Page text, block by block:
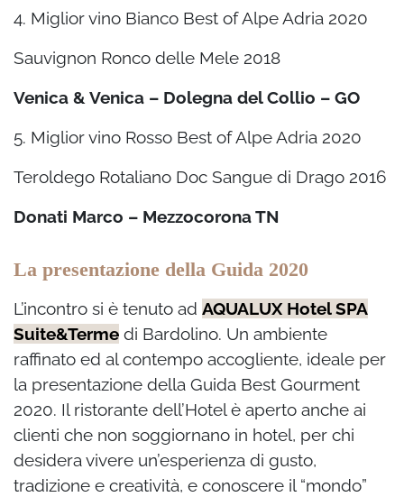
4. Miglior vino Bianco Best of Alpe Adria 2020
Sauvignon Ronco delle Mele 2018
Venica & Venica – Dolegna del Collio – GO
5. Miglior vino Rosso Best of Alpe Adria 2020
Teroldego Rotaliano Doc Sangue di Drago 2016
Donati Marco – Mezzocorona TN
La presentazione della Guida 2020
L’incontro si è tenuto ad AQUALUX Hotel SPA
Suite&Terme di Bardolino. Un ambiente
raffinato ed al contempo accogliente, ideale per
la presentazione della Guida Best Gourment
2020. Il ristorante dell’Hotel è aperto anche ai
clienti che non soggiornano in hotel, per chi
desidera vivere un’esperienza di gusto,
tradizione e creatività, e conoscere il “mondo”